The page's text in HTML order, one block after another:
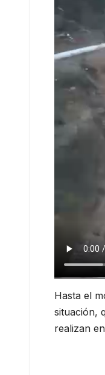
Hasta el
situación,
realizan